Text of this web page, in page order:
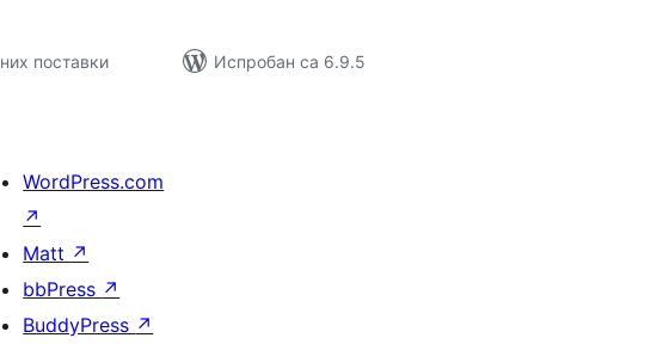
поставки
Испробан са 6.9.5
WordPress.com
↗
Matt ↗
bbPress ↗
BuddyPress ↗